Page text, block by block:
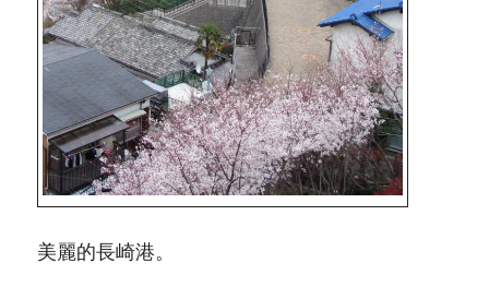
美麗的長崎港。